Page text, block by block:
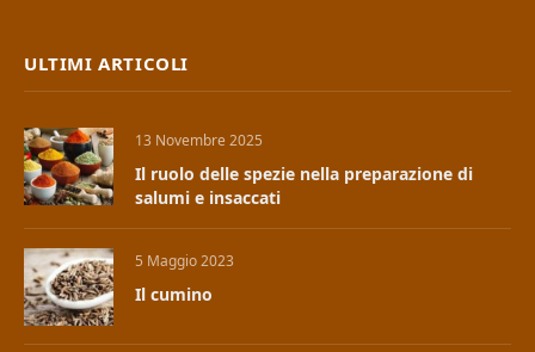
ULTIMI ARTICOLI
13 Novembre 2025
Il ruolo delle spezie nella preparazione di
salumi e insaccati
5 Maggio 2023
Il cumino